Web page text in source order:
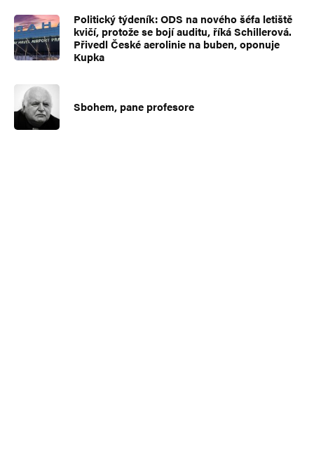
Politický týdeník: ODS na nového šéfa letiště
kvičí, protože se bojí auditu, říká Schillerová.
Přivedl České aerolinie na buben, oponuje
Kupka
Sbohem, pane profesore